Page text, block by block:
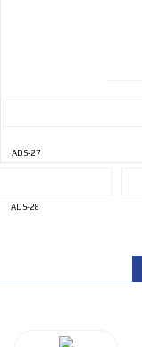
ADS-27
ADS-28